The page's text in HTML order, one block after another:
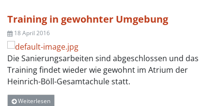
Training in gewohnter Umgebung
18 April 2016
Die Sanierungsarbeiten sind abgeschlossen und das
Training findet wieder wie gewohnt im Atrium der
Heinrich-Böll-Gesamtachule statt.
Weiterlesen